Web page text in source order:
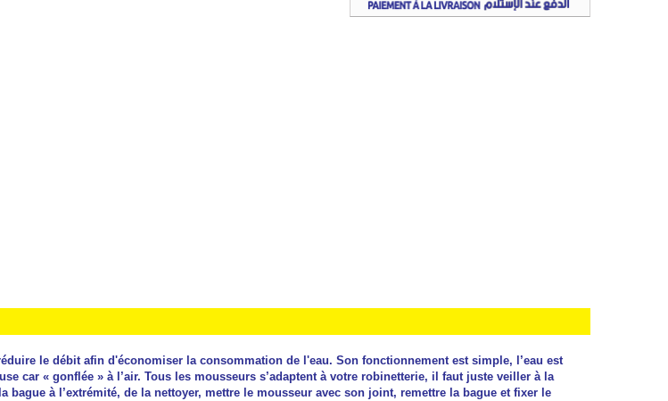
le débit afin d'économiser la consommation de l'eau. Son fonctionnement est simple, l’eau est
car « gonflée » à l’air. Tous les mousseurs s’adaptent à votre robinetterie, il faut juste veiller à la
à l’extrémité, de la nettoyer, mettre le mousseur avec son joint, remettre la bague et fixer le